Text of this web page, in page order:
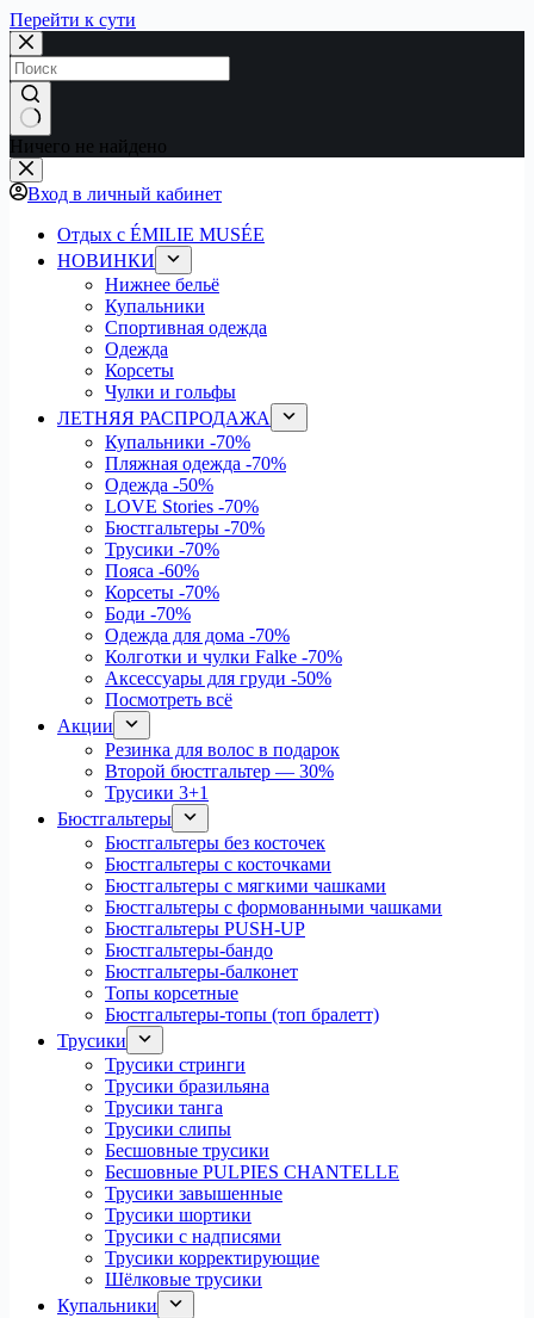
Перейти к сути
Ничего не найдено
Вход в личный кабинет
Отдых с ÉMILIE MUSÉE
НОВИНКИ
Нижнее бельё
Купальники
Спортивная одежда
Одежда
Корсеты
Чулки и гольфы
ЛЕТНЯЯ РАСПРОДАЖА
Купальники -70%
Пляжная одежда -70%
Одежда -50%
LOVE Stories -70%
Бюстгальтеры -70%
Трусики -70%
Пояса -60%
Корсеты -70%
Боди -70%
Одежда для дома -70%
Колготки и чулки Falke -70%
Аксессуары для груди -50%
Посмотреть всё
Акции
Резинка для волос в подарок
Второй бюстгальтер — 30%
Трусики 3+1
Бюстгальтеры
Бюстгальтеры без косточек
Бюстгальтеры с косточками
Бюстгальтеры с мягкими чашками
Бюстгальтеры с формованными чашками
Бюстгальтеры PUSH-UP
Бюстгальтеры-бандо
Бюстгальтеры-балконет
Топы корсетные
Бюстгальтеры-топы (топ бралетт)
Трусики
Трусики стринги
Трусики бразильяна
Трусики танга
Трусики слипы
Бесшовные трусики
Бесшовные PULPIES CHANTELLE
Трусики завышенные
Трусики шортики
Трусики с надписями
Трусики корректирующие
Шёлковые трусики
Купальники